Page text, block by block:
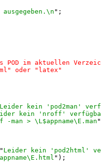
";
Leider kein 'pod2man'
kein 'nroff'
man > \L$appname\E.man
Leider kein 'pod2html'
");